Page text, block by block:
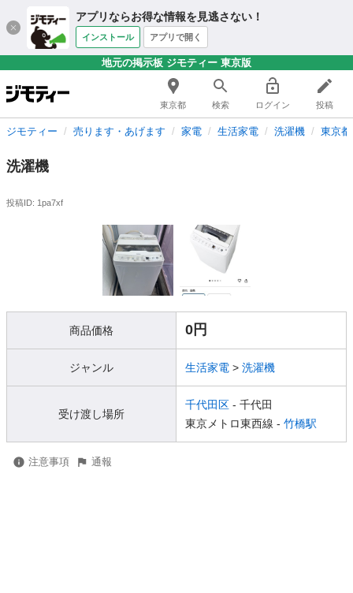
アプリならお得な情報を見逃さない！
インストール アプリで開く
地元の掲示板 ジモティー 東京版
東京都 検索 ログイン 投稿
ジモティー 売ります・あげます 家電 生活家電 洗濯機 東京
洗濯機
投稿ID: 1pa7xf
商品価格 0円
ジャンル 生活家電 > 洗濯機
受け渡し場所
千代田区 - 千代田
東京メトロ東西線 - 竹橋駅
注意事項 通報